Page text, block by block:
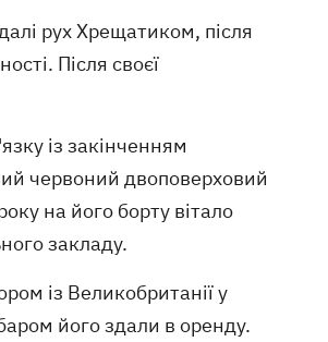
рух Хрещатиком, після
Після своєї
із закінченням
червоний двоповерховий
на його борту вітало
закладу.
із Великобританії у
його здали в оренду.